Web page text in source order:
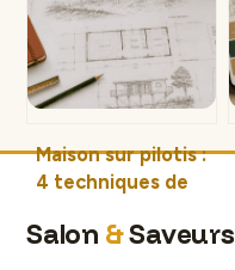
durable à moins de
10 000 €
Maison sur pilotis :
4 techniques de
bâtir sur un terrain
Salon &Saveurs